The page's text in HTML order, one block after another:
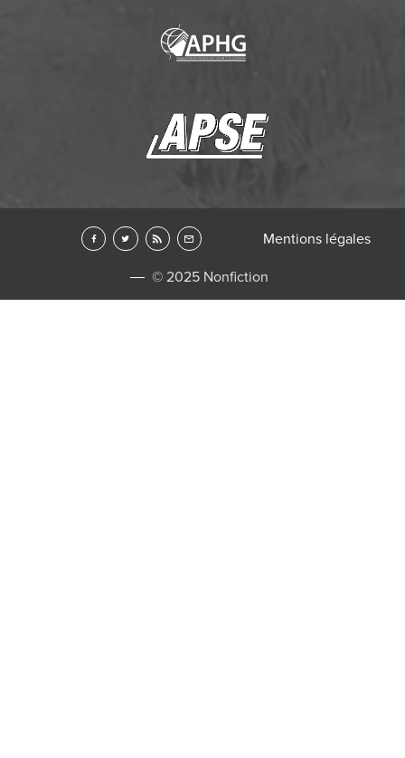
© 2025 Nonfiction
Mentions légales